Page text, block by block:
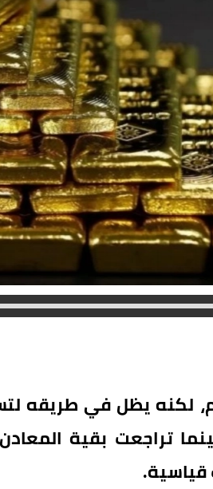
لكنه يظل في طريقه
تراجعت بقية
قياسية.